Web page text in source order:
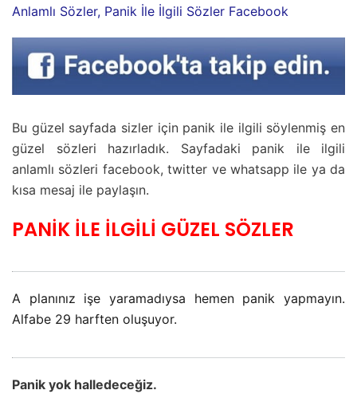
Anlamlı Sözler, Panik İle İlgili Sözler Facebook
Bu güzel sayfada sizler için panik ile ilgili söylenmiş en
güzel sözleri hazırladık. Sayfadaki panik ile ilgili
anlamlı sözleri facebook, twitter ve whatsapp ile ya da
kısa mesaj ile paylaşın.
PANİK İLE İLGİLİ GÜZEL SÖZLER
A planınız işe yaramadıysa hemen panik yapmayın.
Alfabe 29 harften oluşuyor.
Panik yok halledeceğiz.